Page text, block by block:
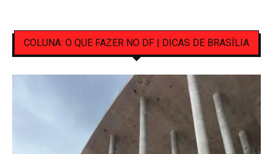
COLUNA: O QUE FAZER NO DF | DICAS DE BRASÍLIA